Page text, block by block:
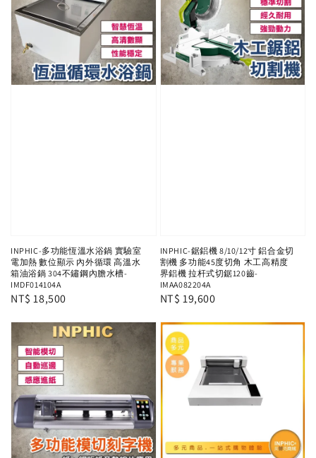
INPHIC-多功能恆溫水浴鍋 實驗室
電加熱 數位顯示 內外循環 高溫水
箱油浴鍋 304不鏽鋼內膽水槽-
IMDF014104A
Regular
NT$ 18,500
INPHIC-鋸鋁機 8/10/12寸 鋁合金切
割機 多功能45度切角 木工高精度
界鋁機 拉杆式切鋸120齒-
IMAA082204A
Regular
NT$ 19,600